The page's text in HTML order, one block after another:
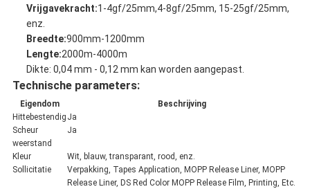
Vrijgavekracht:1-4gf/25mm,4-8gf/25mm, 15-25gf/25mm,
enz.
Breedte:900mm-1200mm
Lengte:2000m-4000m
Dikte: 0,04 mm - 0,12 mm kan worden aangepast.
Technische parameters:
Eigendom
Beschrijving
Hittebestendig Ja
Scheur
weerstand
Ja
Kleur
Wit, blauw, transparant, rood, enz.
Sollicitatie
Verpakking, Tapes Application, MOPP Release Liner, MOPP
Release Liner, DS Red Color MOPP Release Film, Printing, Etc.